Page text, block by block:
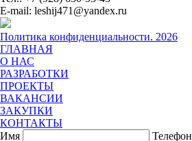
E-mail: leshij471@yandex.ru
Политика конфиденциальности. 2026
ГЛАВНАЯ
О НАС
РАЗРАБОТКИ
ПРОЕКТЫ
ВАКАНСИИ
ЗАКУПКИ
КОНТАКТЫ
Имя
Телефон